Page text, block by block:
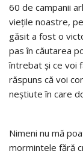
60 de campanii
viețile noastre,
găsit a fost o
pas în căutarea
întrebat și ce voi
răspuns că voi
neștiute în care
Nimeni nu mă
mormintele fără